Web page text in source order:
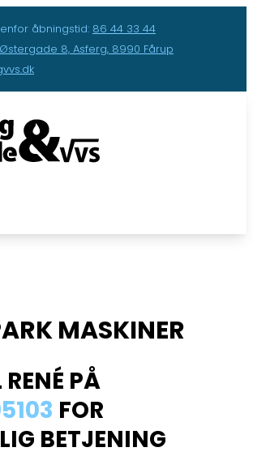
åbningstid: 86 44 33 44
Østergade 8, Asferg, 8990 Fårup
MASKINER
PÅ
FOR
BETJENING​